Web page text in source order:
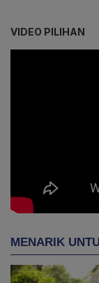
VIDEO PILIHAN